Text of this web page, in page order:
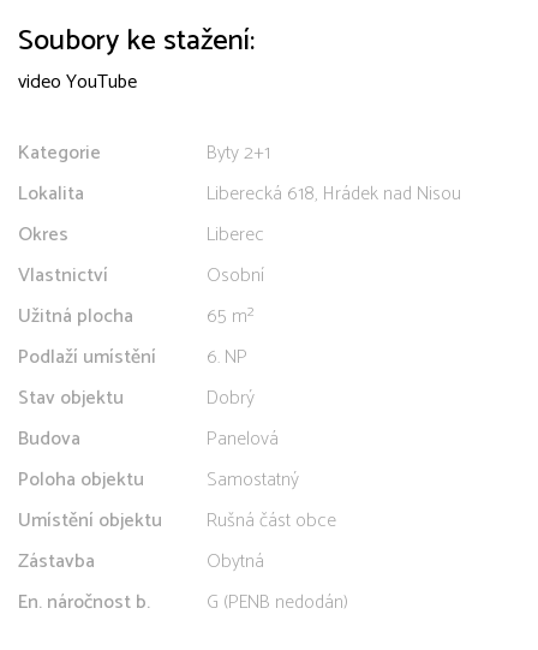
Soubory ke stažení:
video YouTube
Kategorie
Byty 2+1
Lokalita
Liberecká 618, Hrádek nad Nisou
Okres
Liberec
Vlastnictví
Osobní
Užitná plocha
65 m²
Podlaží umístění
6. NP
Stav objektu
Dobrý
Budova
Panelová
Poloha objektu
Samostatný
Umístění objektu
Rušná část obce
Zástavba
Obytná
En. náročnost b.
G (PENB nedodán)